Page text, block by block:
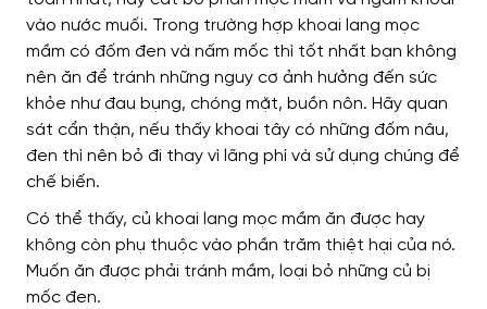
vào nước muối. Trong trường hợp khoai lang mọc
mầm có đốm đen và nấm mốc thì tốt nhất bạn không
nên ăn để tránh những nguy cơ ảnh hưởng đến sức
khỏe như đau bụng, chóng mặt, buồn nôn. Hãy quan
sát cẩn thận, nếu thấy khoai tây có những đốm nâu,
đen thì nên bỏ đi thay vì lãng phí và sử dụng chúng để
chế biến.
Có thể thấy, củ khoai lang mọc mầm ăn được hay
không còn phụ thuộc vào phần trăm thiệt hại của nó.
Muốn ăn được phải tránh mầm, loại bỏ những củ bị
mốc đen.